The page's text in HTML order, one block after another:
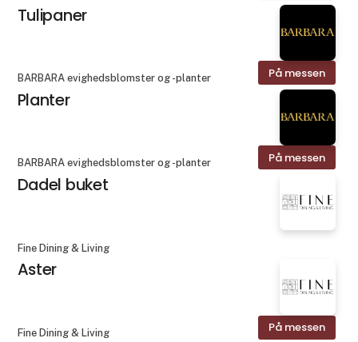
Tulipaner
På messen
BARBARA evighedsblomster og -planter
Planter
På messen
BARBARA evighedsblomster og -planter
Dadel buket
Fine Dining & Living
Aster
På messen
Fine Dining & Living